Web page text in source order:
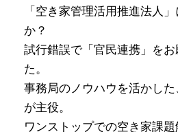
「空き家管理活用推進法人
か？
試行錯誤で「官民連携」を
た。
事務局のノウハウを活かした
が主役。
ワンストップでの空き家課題